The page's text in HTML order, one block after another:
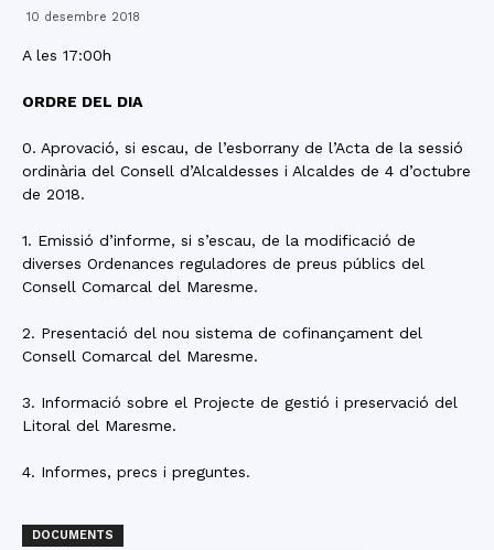
10 desembre 2018
A les 17:00h
ORDRE DEL DIA
0. Aprovació, si escau, de l’esborrany de l’Acta de la sessió
ordinària del Consell d’Alcaldesses i Alcaldes de 4 d’octubre
de 2018.
1. Emissió d’informe, si s’escau, de la modificació de
diverses Ordenances reguladores de preus públics del
Consell Comarcal del Maresme.
2. Presentació del nou sistema de cofinançament del
Consell Comarcal del Maresme.
3. Informació sobre el Projecte de gestió i preservació del
Litoral del Maresme.
4. Informes, precs i preguntes.
DOCUMENTS